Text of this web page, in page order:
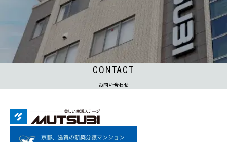
CONTACT
お問い合わせ